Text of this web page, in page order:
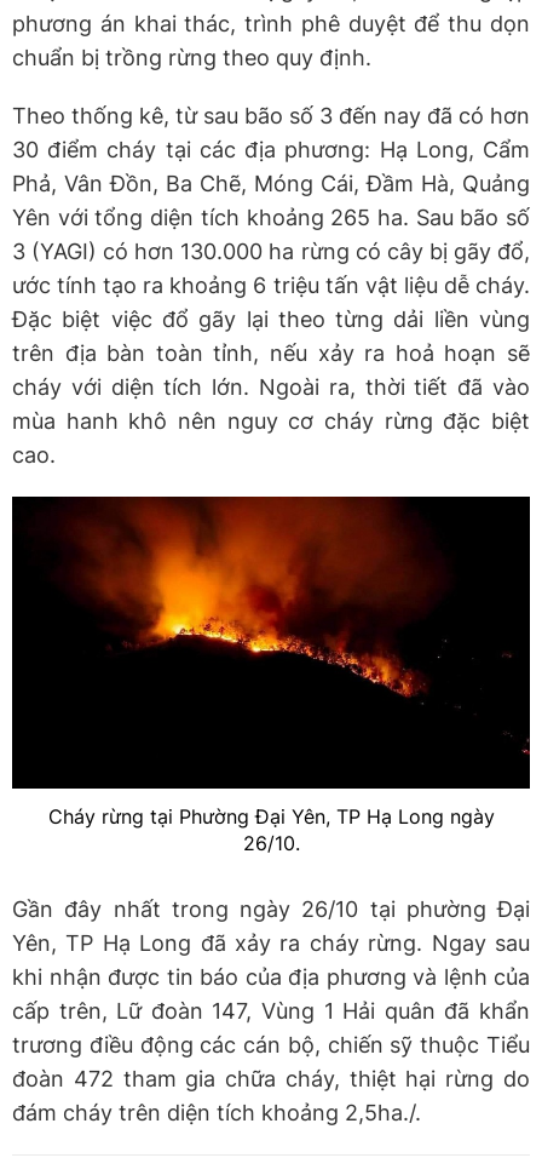
phương án khai thác, trình phê duyệt để thu dọn
chuẩn bị trồng rừng theo quy định.
Theo thống kê, từ sau bão số 3 đến nay đã có hơn
30 điểm cháy tại các địa phương: Hạ Long, Cẩm
Phả, Vân Đồn, Ba Chẽ, Móng Cái, Đầm Hà, Quảng
Yên với tổng diện tích khoảng 265 ha. Sau bão số
3 (YAGI) có hơn 130.000 ha rừng có cây bị gãy đổ,
ước tính tạo ra khoảng 6 triệu tấn vật liệu dễ cháy.
Đặc biệt việc đổ gãy lại theo từng dải liền vùng
trên địa bàn toàn tỉnh, nếu xảy ra hoả hoạn sẽ
cháy với diện tích lớn. Ngoài ra, thời tiết đã vào
mùa hanh khô nên nguy cơ cháy rừng đặc biệt
cao.
Cháy rừng tại Phường Đại Yên, TP Hạ Long ngày
26/10.
Gần đây nhất trong ngày 26/10 tại phường Đại
Yên, TP Hạ Long đã xảy ra cháy rừng. Ngay sau
khi nhận được tin báo của địa phương và lệnh của
cấp trên, Lữ đoàn 147, Vùng 1 Hải quân đã khẩn
trương điều động các cán bộ, chiến sỹ thuộc Tiểu
đoàn 472 tham gia chữa cháy, thiệt hại rừng do
đám cháy trên diện tích khoảng 2,5ha./.